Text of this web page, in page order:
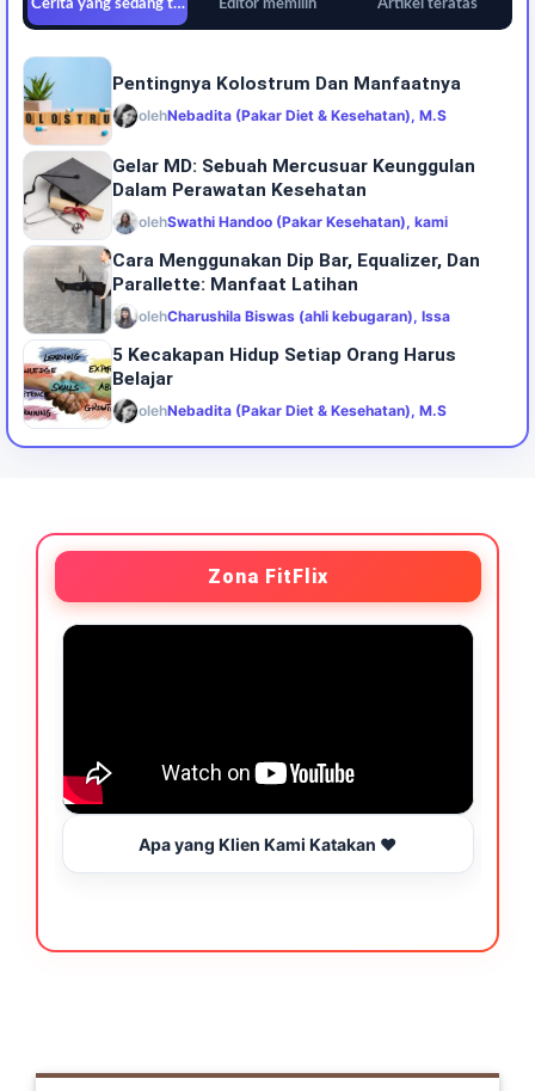
Cerita yang sedang tren Editor memilih Artikel teratas
Pentingnya Kolostrum Dan Manfaatnya
olehNebadita (Pakar Diet & Kesehatan), M.S
Gelar MD: Sebuah Mercusuar Keunggulan
Dalam Perawatan Kesehatan
olehSwathi Handoo (Pakar Kesehatan), kami
Cara Menggunakan Dip Bar, Equalizer, Dan
Parallette: Manfaat Latihan
olehCharushila Biswas (ahli kebugaran), Issa
5 Kecakapan Hidup Setiap Orang Harus
Belajar
olehNebadita (Pakar Diet & Kesehatan), M.S
Zona FitFlix
Apa yang Klien Kami Katakan ❤️